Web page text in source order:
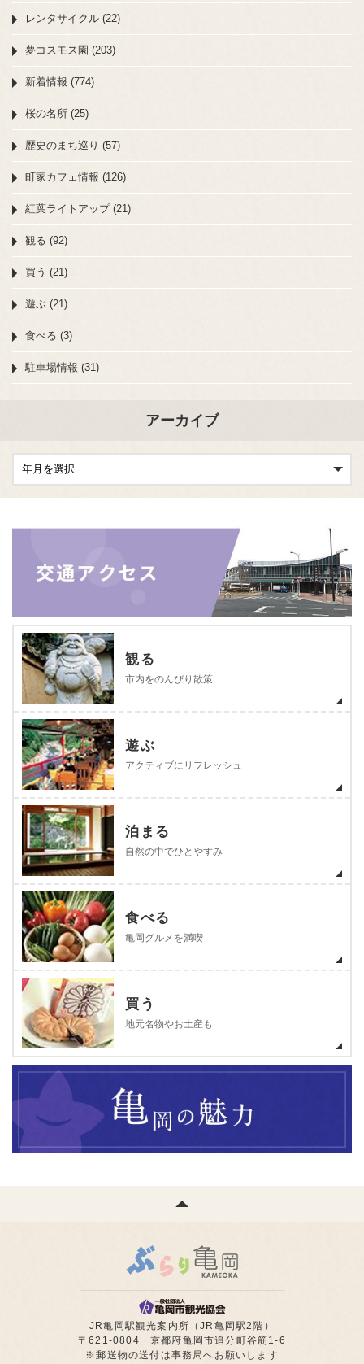
レンタサイクル (22)
夢コスモス園 (203)
新着情報 (774)
桜の名所 (25)
歴史のまち巡り (57)
町家カフェ情報 (126)
紅葉ライトアップ (21)
観る (92)
買う (21)
遊ぶ (21)
食べる (3)
駐車場情報 (31)
アーカイブ
観る
市内をのんびり散策
遊ぶ
アクティブにリフレッシュ
泊まる
自然の中でひとやすみ
食べる
亀岡グルメを満喫
買う
地元名物やお土産も
JR亀岡駅観光案内所（JR亀岡駅2階）
〒621-0804 京都府亀岡市追分町谷筋1-6
※郵送物の送付は事務局へお願いします